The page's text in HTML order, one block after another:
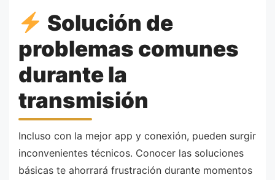
Solución de
problemas comunes
durante la
transmisión
Incluso con la mejor app y conexión, pueden surgir
inconvenientes técnicos. Conocer las soluciones
básicas te ahorrará frustración durante momentos